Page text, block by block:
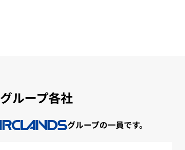
グループ各社
グループの一員です。